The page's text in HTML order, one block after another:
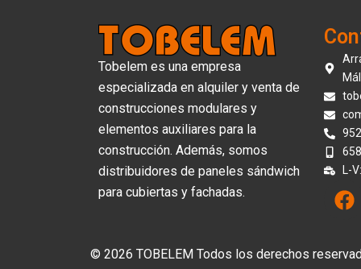
Tobelem es una empresa
especializada en alquiler y venta de
construcciones modulares y
elementos auxiliares para la
construcción. Además, somos
distribuidores de paneles sándwich
para cubiertas y fachadas.
L-
F
a
e
© 2026 TOBELEM Todos los derechos